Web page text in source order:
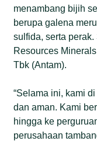
menambang bijih
berupa galena
sulfida, serta
Resources
Tbk (Antam).
“Selama ini, kami
dan aman. Kami
hingga ke
perusahaan